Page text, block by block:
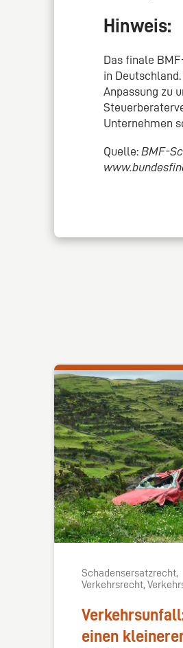
Hinweis:
Das finale
in
Anpassung zu
Unternehmen
Quelle: BMF-
Schadensersatzrecht,
Verkehrsrecht,
einen